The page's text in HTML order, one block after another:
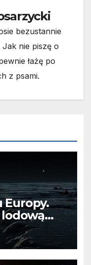
bezustannie
nie piszę o
łażę po
z psami.
Europy.